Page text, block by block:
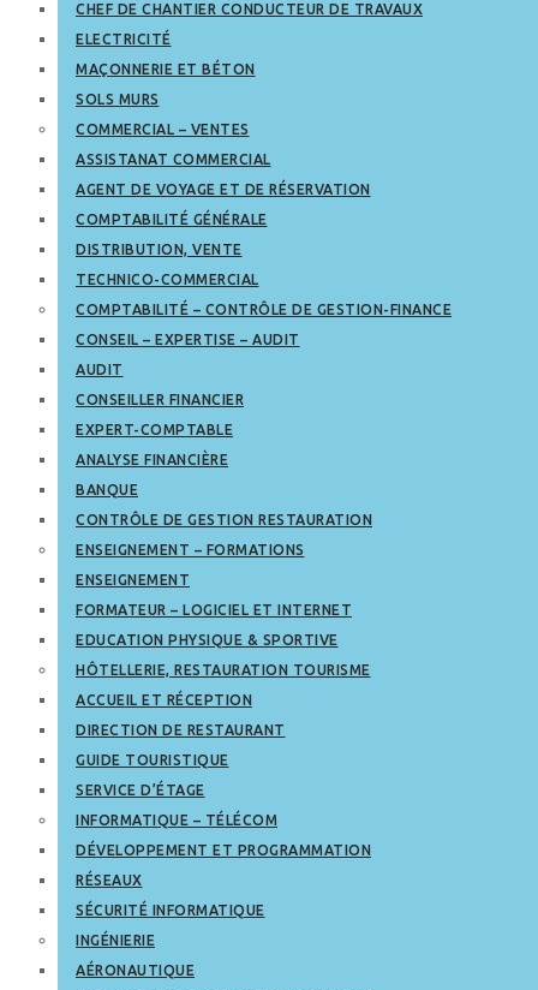
CHEF DE CHANTIER CONDUCTEUR DE TRAVAUX
ELECTRICITÉ
MAÇONNERIE ET BÉTON
SOLS MURS
COMMERCIAL – VENTES
ASSISTANAT COMMERCIAL
AGENT DE VOYAGE ET DE RÉSERVATION
COMPTABILITÉ GÉNÉRALE
DISTRIBUTION, VENTE
TECHNICO-COMMERCIAL
COMPTABILITÉ – CONTRÔLE DE GESTION-FINANCE
CONSEIL – EXPERTISE – AUDIT
AUDIT
CONSEILLER FINANCIER
EXPERT-COMPTABLE
ANALYSE FINANCIÈRE
BANQUE
CONTRÔLE DE GESTION RESTAURATION
ENSEIGNEMENT – FORMATIONS
ENSEIGNEMENT
FORMATEUR – LOGICIEL ET INTERNET
EDUCATION PHYSIQUE & SPORTIVE
HÔTELLERIE, RESTAURATION TOURISME
ACCUEIL ET RÉCEPTION
DIRECTION DE RESTAURANT
GUIDE TOURISTIQUE
SERVICE D’ÉTAGE
INFORMATIQUE – TÉLÉCOM
DÉVELOPPEMENT ET PROGRAMMATION
RÉSEAUX
SÉCURITÉ INFORMATIQUE
INGÉNIERIE
AÉRONAUTIQUE